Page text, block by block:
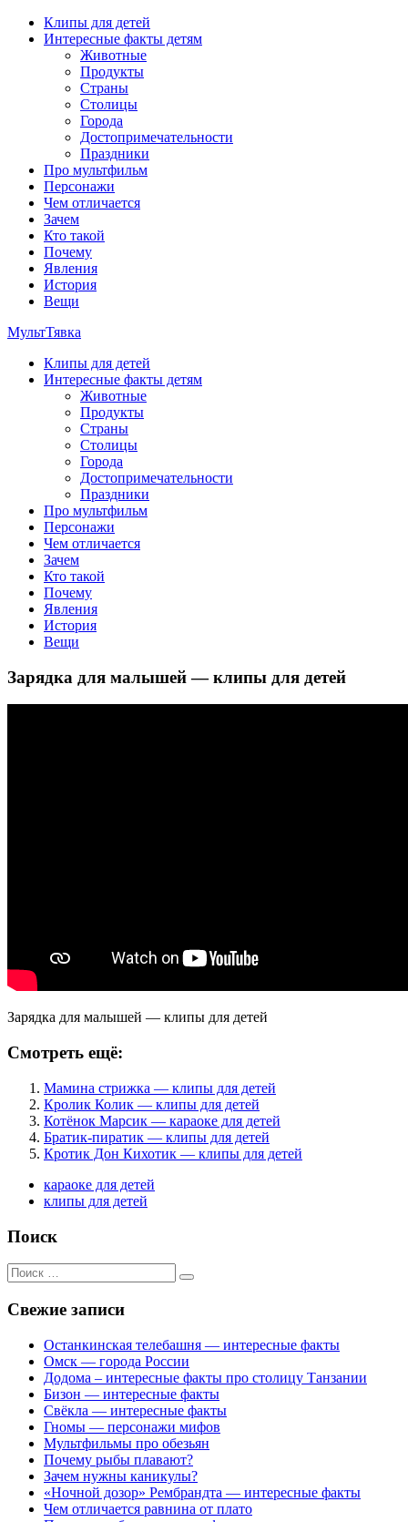
Перейти
содержимому
Клипы для детей
Интересные факты детям
Животные
Продукты
Страны
Столицы
Города
Достопримечательности
Праздники
Про мультфильм
Персонажи
Чем отличается
Зачем
Кто такой
Почему
Явления
История
Вещи
МультТявка
интересные факты про страны, столицы и города, клипы из
мультфильмов, мульт-клипы, песни из мультиков, детские
клипы, интересные факты о мультфильмах и про персонажей
мультфильмов
Клипы для детей
Интересные факты детям
Животные
Продукты
Страны
Столицы
Города
Достопримечательности
Праздники
Про мультфильм
Персонажи
Чем отличается
Зачем
Кто такой
Почему
Явления
История
Вещи
Зарядка для малышей — клипы для детей
Зарядка для малышей — клипы для детей
Смотреть ещё:
Мамина стрижка — клипы для детей
Кролик Колик — клипы для детей
Котёнок Марсик — караоке для детей
Братик-пиратик — клипы для детей
Кротик Дон Кихотик — клипы для детей
караоке для детей
клипы для детей
Поиск
Поиск
для:
Свежие записи
Останкинская телебашня — интересные факты
Омск — города России
Додома – интересные факты про столицу Танзании
Бизон — интересные факты
Свёкла — интересные факты
Гномы — персонажи мифов
Мультфильмы про обезьян
Почему рыбы плавают?
Зачем нужны каникулы?
«Ночной дозор» Рембрандта — интересные факты
Чем отличается равнина от плато